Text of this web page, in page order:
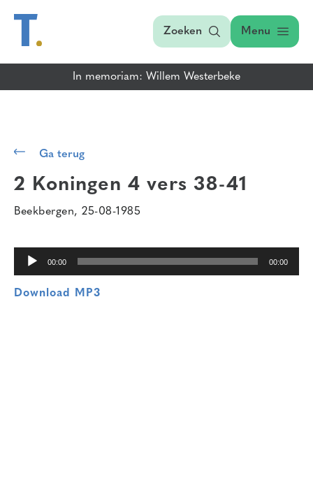
Zoeken Menu
In memoriam: Willem Westerbeke
Ga terug
2 Koningen 4 vers 38-41
Beekbergen, 25-08-1985
00:00 00:00
Download MP3